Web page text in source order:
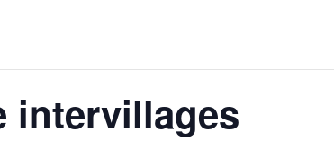
intervillages